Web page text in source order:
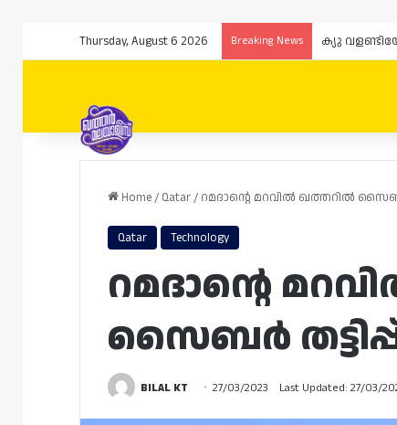
Thursday, August 6 2026 Breaking News ക്യു
Home/ Qatar/ റമദാന്റെ മറവിൽ ഖത്തറിൽ
Qatar Technology
റമദാന്റെ
സൈബർ
BILAL KT 27/03/2023 Last Updated: 27/03/